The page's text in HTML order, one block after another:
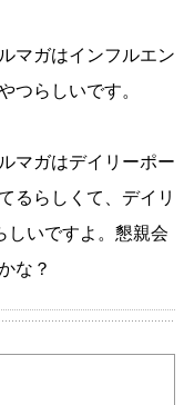
マガはインフルエン
つらしいです。
マガはデイリーポー
るらしくて、デイリ
しいですよ。懇親会
な？